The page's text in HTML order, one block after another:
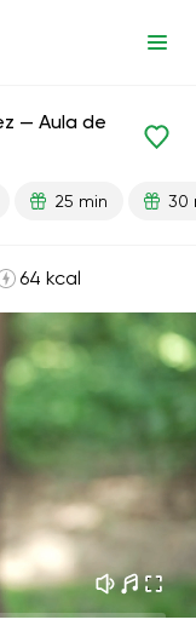
— Aula de
25 min 30
64 kcal